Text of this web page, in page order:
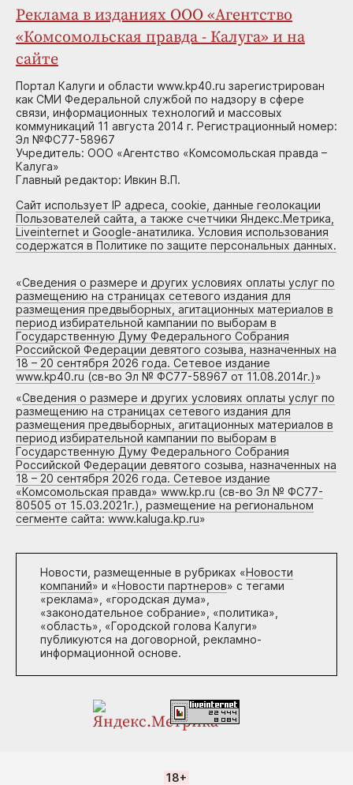
Реклама в изданиях ООО «Агентство
«Комсомольская правда - Калуга» и на
сайте
Портал Калуги и области www.kp40.ru зарегистрирован
как СМИ Федеральной службой по надзору в сфере
связи, информационных технологий и массовых
коммуникаций 11 августа 2014 г. Регистрационный номер:
Эл №ФС77-58967
Учредитель: ООО «Агентство «Комсомольская правда –
Калуга»
Главный редактор: Ивкин В.П.
Сайт использует IP адреса, cookie, данные геолокации
Пользователей сайта, а также счетчики Яндекс.Метрика,
Liveinternet и Google-анатилика. Условия использования
содержатся в Политике по защите персональных данных.
«Сведения о размере и других условиях оплаты услуг по
размещению на страницах сетевого издания для
размещения предвыборных, агитационных материалов в
период избирательной кампании по выборам в
Государственную Думу Федерального Собрания
Российской Федерации девятого созыва, назначенных на
18 – 20 сентября 2026 года. Сетевое издание
www.kp40.ru (св-во Эл № ФС77-58967 от 11.08.2014г.)»
«Сведения о размере и других условиях оплаты услуг по
размещению на страницах сетевого издания для
размещения предвыборных, агитационных материалов в
период избирательной кампании по выборам в
Государственную Думу Федерального Собрания
Российской Федерации девятого созыва, назначенных на
18 – 20 сентября 2026 года. Сетевое издание
«Комсомольская правда» www.kp.ru (св-во Эл № ФС77-
80505 от 15.03.2021г.), размещение на региональном
сегменте сайта: www.kaluga.kp.ru»
Новости, размещенные в рубриках «Новости
компаний» и «Новости партнеров» с тегами
«реклама», «городская дума»,
«законодательное собрание», «политика»,
«область», «Городской голова Калуги»
публикуются на договорной, рекламно-
информационной основе.
18+